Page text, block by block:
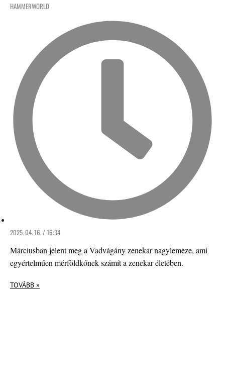
HAMMERWORLD
2025. 04. 16. / 16:34
Márciusban jelent meg a Vadvágány zenekar nagylemeze, ami
egyértelműen mérföldkőnek számít a zenekar életében.
TOVÁBB »